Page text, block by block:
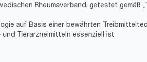
Rheumaverband, getestet gemäß
auf Basis einer bewährten
und Tierarzneimitteln essenziell ist